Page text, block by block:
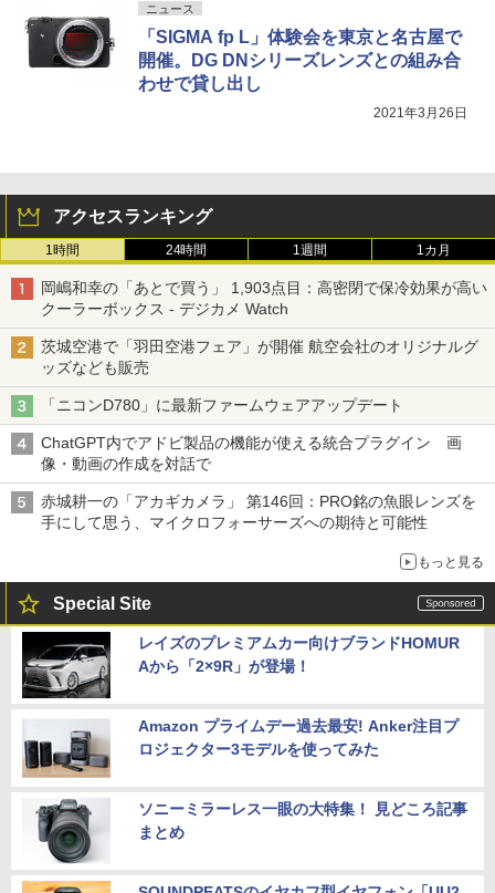
ニュース
「SIGMA fp L」体験会を東京と名古屋で
開催。DG DNシリーズレンズとの組み合
わせで貸し出し
2021年3月26日
アクセスランキング
1時間 24時間 1週間 1カ月
岡嶋和幸の「あとで買う」 1,903点目：高密閉で保冷効果が高い
クーラーボックス - デジカメ Watch
茨城空港で「羽田空港フェア」が開催 航空会社のオリジナルグ
ッズなども販売
「ニコンD780」に最新ファームウェアアップデート
ChatGPT内でアドビ製品の機能が使える統合プラグイン 画
像・動画の作成を対話で
赤城耕一の「アカギカメラ」 第146回：PRO銘の魚眼レンズを
手にして思う、マイクロフォーサーズへの期待と可能性
もっと見る
Special Site
レイズのプレミアムカー向けブランドHOMUR
Aから「2×9R」が登場！
Amazon プライムデー過去最安! Anker注目プ
ロジェクター3モデルを使ってみた
ソニーミラーレス一眼の大特集！ 見どころ記事
まとめ